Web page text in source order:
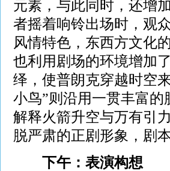
元素，与此同时，还增
者摇着响铃出场时，观
风情特色，东西方文化
也利用剧场的环境增加
绎，使普朗克穿越时空
小鸟”则沿用一贯丰富
解释火箭升空与万有引
脱严肃的正剧形象，剧
下午：表演构想